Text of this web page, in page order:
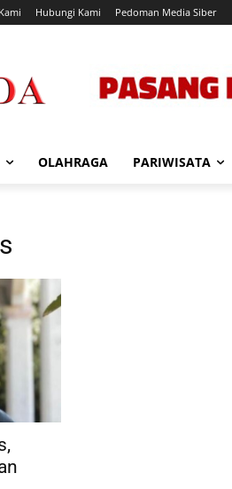
Hubungi Kami Pedoman Media Siber
OLAHRAGA PARIWISATA